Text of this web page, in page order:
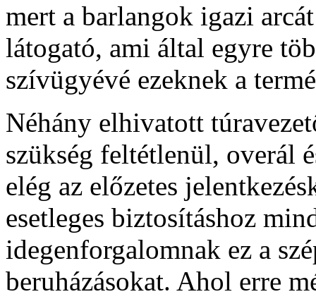
mert a barlangok igazi
látogató, ami által egyre
szívügyévé ezeknek a
Néhány elhivatott
szükség feltétlenül, overál
elég az előzetes
esetleges biztosításhoz
idegenforgalomnak ez a
beruházásokat. Ahol erre